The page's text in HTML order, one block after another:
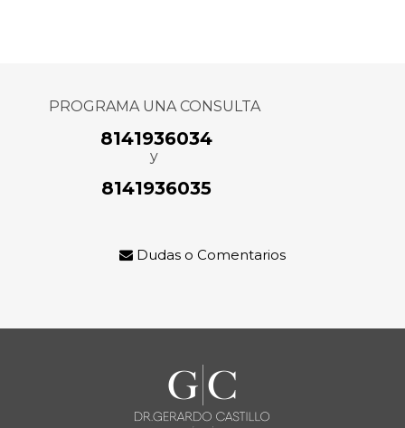
PROGRAMA UNA CONSULTA
8141936034
y
8141936035
Dudas o Comentarios